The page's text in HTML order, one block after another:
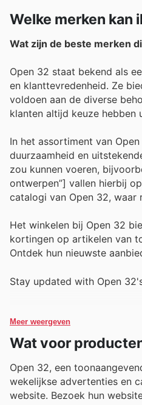
Welke merken kan
Wat zijn de beste merken
Open 32 staat bekend als
en klanttevredenheid. Ze
voldoen aan de diverse
klanten altijd keuze
In het assortiment van
duurzaamheid en
zou kunnen voeren,
ontwerpen”] vallen hierbij
catalogi van Open 32, waar
Het winkelen bij Open 32
kortingen op artikelen van
Ontdek hun nieuwste
Stay updated with Open
Meer weergeven
Wat voor
Open 32, een
wekelijkse advertenties en
website. Bezoek hun